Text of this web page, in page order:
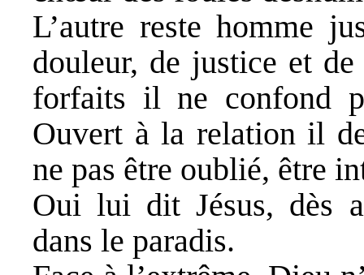
L’autre reste homme
douleur, de justice et
forfaits il ne confond
Ouvert à la relation il
ne pas être oublié, être
Oui lui dit Jésus, dès
dans le paradis.